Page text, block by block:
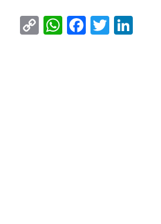
CopyWhatsApp
Facebook
Twitter